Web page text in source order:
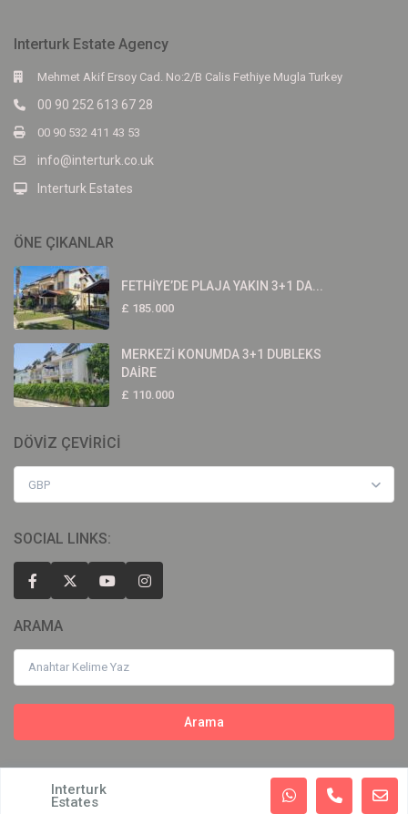
Interturk Estate Agency
Mehmet Akif Ersoy Cad. No:2/B Calis Fethiye Mugla Turkey
00 90 252 613 67 28
00 90 532 411 43 53
info@interturk.co.uk
Interturk Estates
ÖNE ÇIKANLAR
FETHİYE’DE PLAJA YAKIN 3+1 DA...
£ 185.000
MERKEZİ KONUMDA 3+1 DUBLEKS
DAİRE
£ 110.000
DÖVİZ ÇEVİRİCİ
GBP
SOCIAL LINKS:
ARAMA
Arama
Copyright 2019 | Interturk Estates. All Rights Reserved
Interturk
Estates